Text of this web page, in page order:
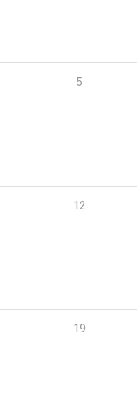
5
12
19